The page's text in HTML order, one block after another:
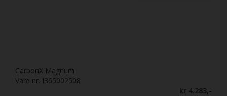
CarbonX Magnum
Vare nr. I365002508
kr 4.283,-